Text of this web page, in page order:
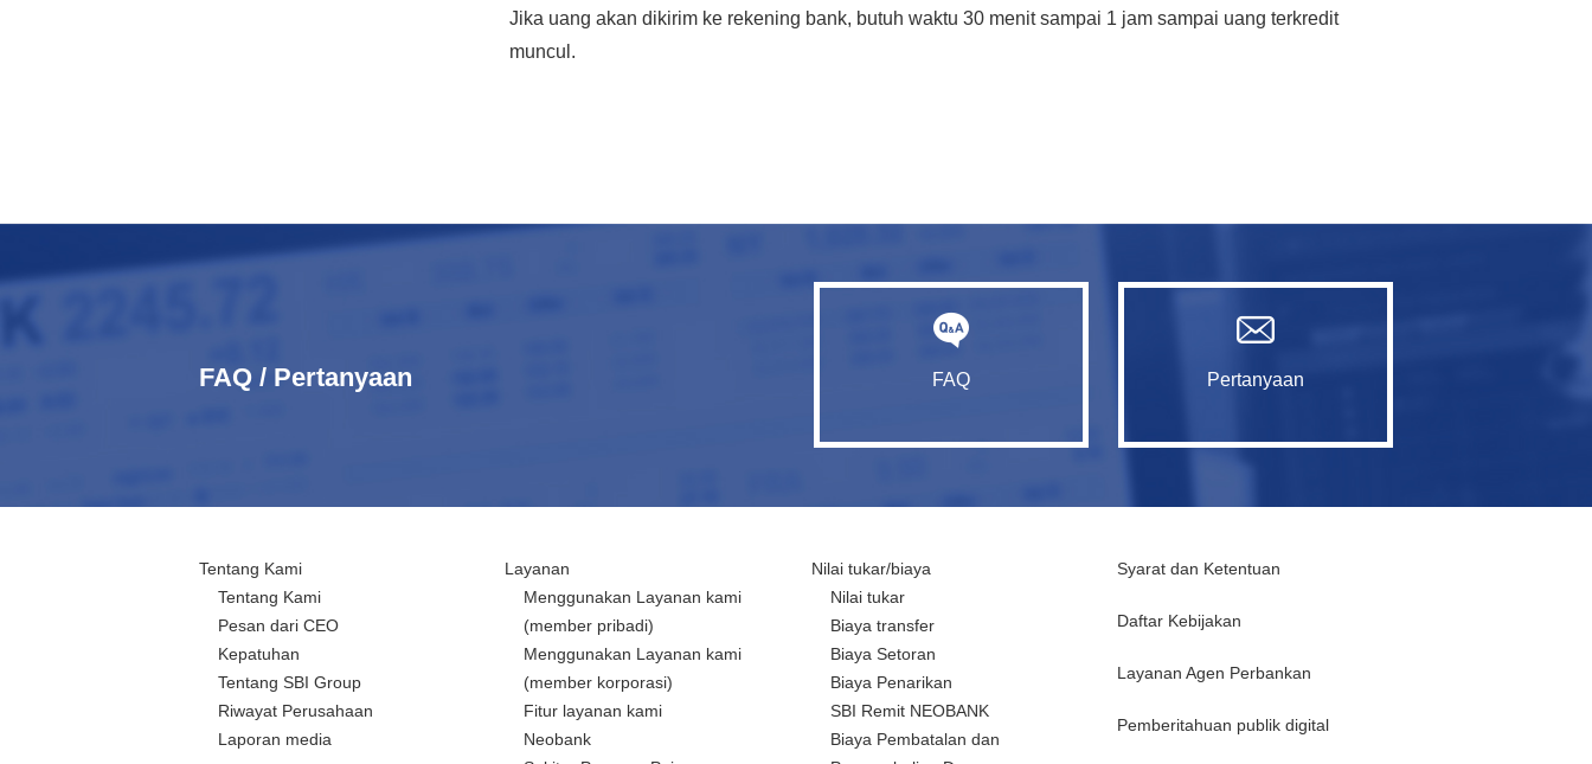
Jika uang akan dikirim ke rekening bank, butuh waktu 30 menit sampai 1 jam sampai uang terkredit
muncul.
FAQ / Pertanyaan FAQ Pertanyaan
Tentang Kami
Tentang Kami
Pesan dari CEO
Kepatuhan
Tentang SBI Group
Riwayat Perusahaan
Laporan media
Layanan
Menggunakan Layanan kami
(member pribadi)
Menggunakan Layanan kami
(member korporasi)
Fitur layanan kami
Neobank
Nilai tukar/biaya
Nilai tukar
Biaya transfer
Biaya Setoran
Biaya Penarikan
SBI Remit NEOBANK
Biaya Pembatalan dan
Syarat dan Ketentuan
Daftar Kebijakan
Layanan Agen Perbankan
Pemberitahuan publik digital